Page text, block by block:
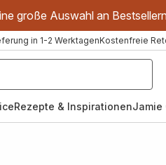
große Auswahl an
in 1-2 WerktagenKostenfreie
Rezepte & InspirationenJamie